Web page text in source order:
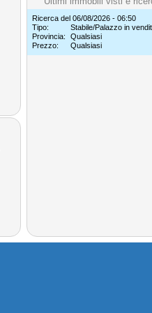
Ricerca del 06/08/2026 - 06:50
Tipo:
Stabile/Palazzo in
Provincia:
Qualsiasi
Prezzo:
Qualsiasi